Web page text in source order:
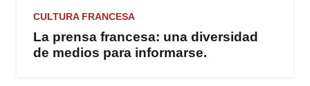
CULTURA FRANCESA
La prensa francesa: una diversidad
de medios para informarse.